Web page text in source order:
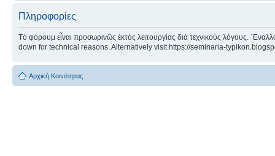
Πληροφορίες
Τὸ φόρουμ εἶναι προσωρινῶς ἐκτὸς λειτουργίας διὰ τεχνικοὺς λόγους.
down for technical reasons. Alternatively visit https://seminaria-
Αρχική Κοινότητας